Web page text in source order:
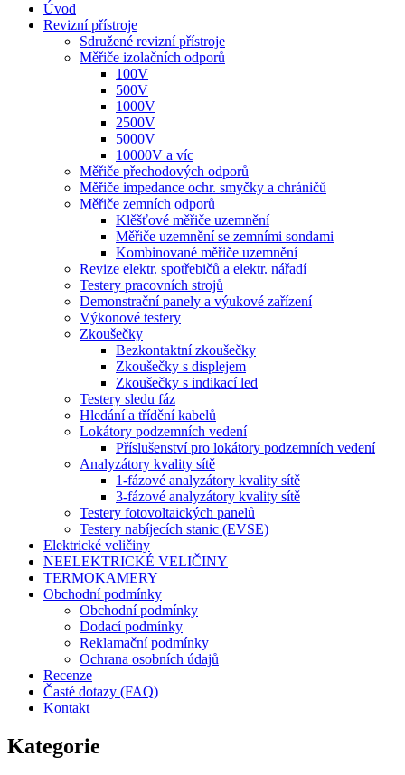
Úvod
Revizní přístroje
Sdružené revizní přístroje
Měřiče izolačních odporů
100V
500V
1000V
2500V
5000V
10000V a víc
Měřiče přechodových odporů
Měřiče impedance ochr. smyčky a chráničů
Měřiče zemních odporů
Klěšťové měřiče uzemnění
Měřiče uzemnění se zemními sondami
Kombinované měřiče uzemnění
Revize elektr. spotřebičů a elektr. nářadí
Testery pracovních strojů
Demonstrační panely a výukové zařízení
Výkonové testery
Zkoušečky
Bezkontaktní zkoušečky
Zkoušečky s displejem
Zkoušečky s indikací led
Testery sledu fáz
Hledání a třídění kabelů
Lokátory podzemních vedení
Příslušenství pro lokátory podzemních vedení
Analyzátory kvality sítě
1-fázové analyzátory kvality sítě
3-fázové analyzátory kvality sítě
Testery fotovoltaických panelů
Testery nabíjecích stanic (EVSE)
Elektrické veličiny
NEELEKTRICKÉ VELIČINY
TERMOKAMERY
Obchodní podmínky
Obchodní podmínky
Dodací podmínky
Reklamační podmínky
Ochrana osobních údajů
Recenze
Časté dotazy (FAQ)
Kontakt
Kategorie